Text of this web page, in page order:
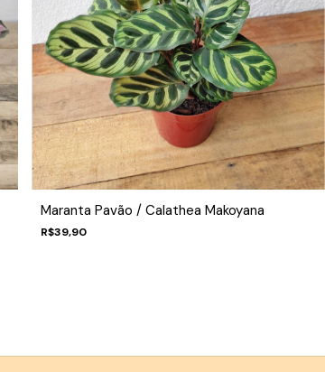
Maranta Pavão / Calathea Makoyana
R$39,90